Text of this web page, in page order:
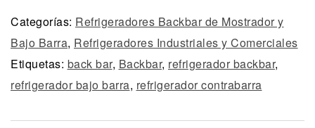
Categorías: Refrigeradores Backbar de Mostrador y
Bajo Barra, Refrigeradores Industriales y Comerciales
Etiquetas: back bar, Backbar, refrigerador backbar,
refrigerador bajo barra, refrigerador contrabarra